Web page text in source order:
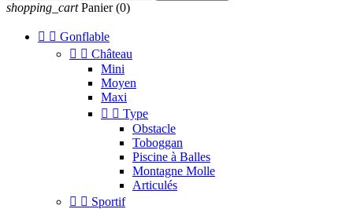
shopping_cart Panier (0)
  Gonflable
  Château
Mini
Moyen
Maxi
  Type
Obstacle
Toboggan
Piscine à Balles
Montagne Molle
Articulés
  Sportif